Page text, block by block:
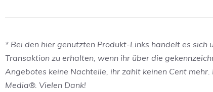
* Bei den hier genutzten Produkt-Links handelt es
Transaktion zu erhalten, wenn ihr über die
Angebotes keine Nachteile, ihr zahlt keinen Cent
Media®. Vielen Dank!